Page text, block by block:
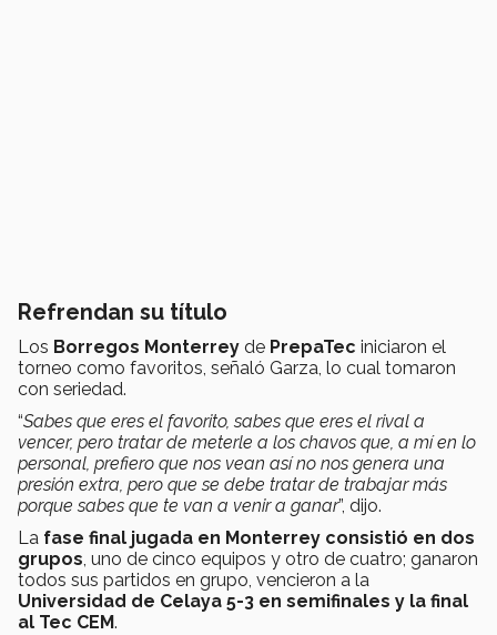
Refrendan su título
Los Borregos Monterrey de PrepaTec iniciaron el
torneo como favoritos, señaló Garza, lo cual tomaron
con seriedad.
“Sabes que eres el favorito, sabes que eres el rival a
vencer, pero tratar de meterle a los chavos que, a mí en lo
personal, prefiero que nos vean así no nos genera una
presión extra, pero que se debe tratar de trabajar más
porque sabes que te van a venir a ganar”, dijo.
La fase final jugada en Monterrey consistió en dos
grupos, uno de cinco equipos y otro de cuatro; ganaron
todos sus partidos en grupo, vencieron a la
Universidad de Celaya 5-3 en semifinales y la final
al Tec CEM.